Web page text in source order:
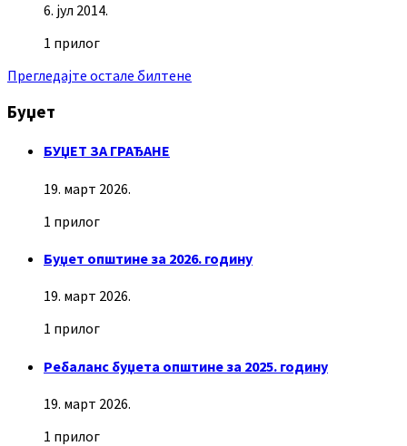
6. јул 2014.
1 прилог
Прегледајте остале билтене
Буџет
БУЏЕТ ЗА ГРАЂАНЕ
19. март 2026.
1 прилог
Буџет општине за 2026. годину
19. март 2026.
1 прилог
Ребаланс буџета општине за 2025. годину
19. март 2026.
1 прилог